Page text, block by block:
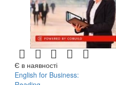
Є в наявності
English for Business: